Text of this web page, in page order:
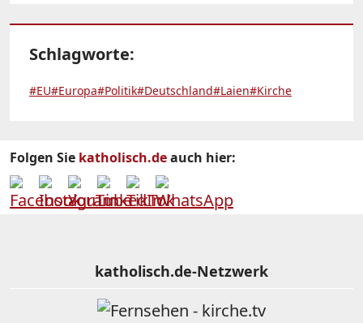
Schlagworte:
#EU#Europa#Politik#Deutschland#Laien#Kirche
Folgen Sie katholisch.deauch hier:
katholisch.de-Netzwerk